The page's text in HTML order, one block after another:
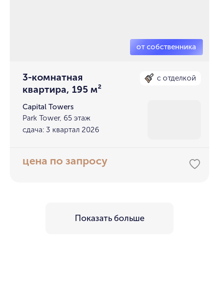
3-комнатная
квартира, 195 м²
с отделкой
Capital Towers
Park Tower, 65 этаж
сдача: 3 квартал 2026
цена по запросу
Показать больше